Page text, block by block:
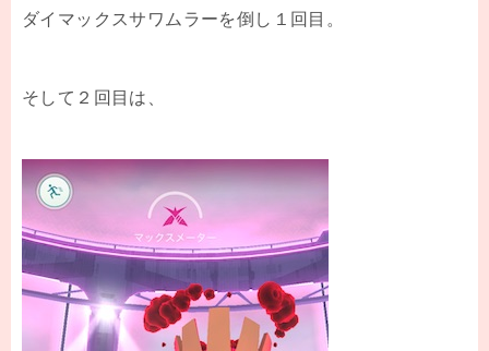
ダイマックスサワムラーを倒し１回目。
そして２回目は、